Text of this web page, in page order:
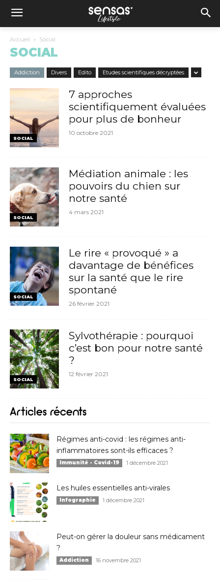
Accueil Social
SOCIAL
Addiction Divers Edito Etudes scientifiques décryptées
SOCIAL
7 approches
scientifiquement évaluées
pour plus de bonheur
10 octobre 2021
SOCIAL
Médiation animale : les
pouvoirs du chien sur
notre santé
4 mars 2021
SOCIAL
Le rire « provoqué » a
davantage de bénéfices
sur la santé que le rire
spontané
26 février 2021
SOCIAL
Sylvothérapie : pourquoi
c’est bon pour notre santé
?
12 février 2021
Articles récents
Régimes anti-covid : les régimes anti-
inflammatoires sont-ils efficaces ?
Immunité - Covid-19 1 décembre 2021
Les huiles essentielles anti-virales
Infographie 1 décembre 2021
Peut-on gérer la douleur sans médicament
?
Addiction 16 novembre 2021